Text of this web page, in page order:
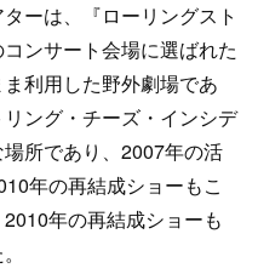
ーは、『ローリングスト
ンサート会場に選ばれた
利用した野外劇場であ
ング・チーズ・インシデ
所であり、2007年の活
年の再結成ショーもこ
年の再結成ショーも